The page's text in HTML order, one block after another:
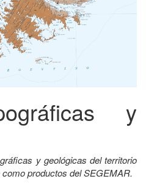
y
y geológicas del territorio
productos del SEGEMAR.